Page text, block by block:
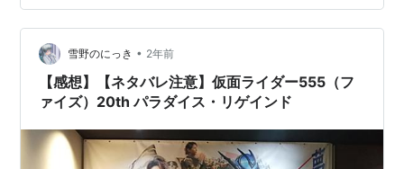
の平成ライダー・令和ライダーそれぞれの物語に大…
雪野のにっき • 2年前
【感想】【ネタバレ注意】仮面ライダー555（フ
ァイズ）20th パラダイス・リゲインド